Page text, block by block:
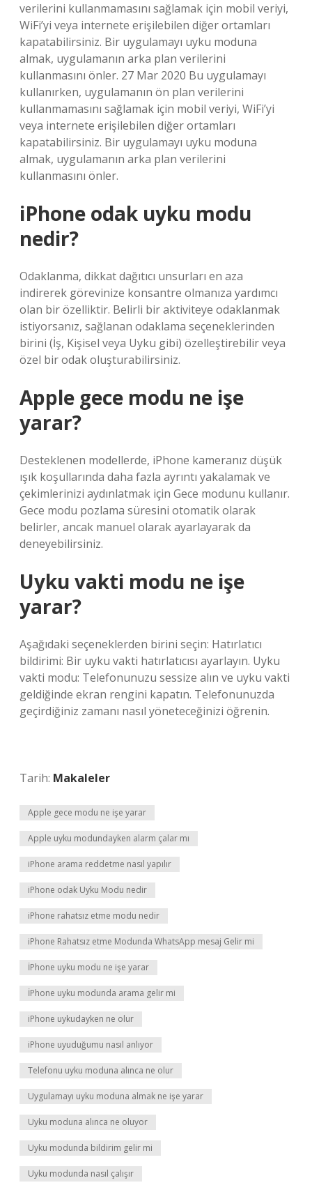
verilerini kullanmamasını sağlamak için mobil veriyi,
WiFi’yi veya internete erişilebilen diğer ortamları
kapatabilirsiniz. Bir uygulamayı uyku moduna
almak, uygulamanın arka plan verilerini
kullanmasını önler. 27 Mar 2020 Bu uygulamayı
kullanırken, uygulamanın ön plan verilerini
kullanmamasını sağlamak için mobil veriyi, WiFi’yi
veya internete erişilebilen diğer ortamları
kapatabilirsiniz. Bir uygulamayı uyku moduna
almak, uygulamanın arka plan verilerini
kullanmasını önler.
iPhone odak uyku modu
nedir?
Odaklanma, dikkat dağıtıcı unsurları en aza
indirerek görevinize konsantre olmanıza yardımcı
olan bir özelliktir. Belirli bir aktiviteye odaklanmak
istiyorsanız, sağlanan odaklama seçeneklerinden
birini (İş, Kişisel veya Uyku gibi) özelleştirebilir veya
özel bir odak oluşturabilirsiniz.
Apple gece modu ne işe
yarar?
Desteklenen modellerde, iPhone kameranız düşük
ışık koşullarında daha fazla ayrıntı yakalamak ve
çekimlerinizi aydınlatmak için Gece modunu kullanır.
Gece modu pozlama süresini otomatik olarak
belirler, ancak manuel olarak ayarlayarak da
deneyebilirsiniz.
Uyku vakti modu ne işe
yarar?
Aşağıdaki seçeneklerden birini seçin: Hatırlatıcı
bildirimi: Bir uyku vakti hatırlatıcısı ayarlayın. Uyku
vakti modu: Telefonunuzu sessize alın ve uyku vakti
geldiğinde ekran rengini kapatın. Telefonunuzda
geçirdiğiniz zamanı nasıl yöneteceğinizi öğrenin.
Tarih: Makaleler
Apple gece modu ne işe yarar
Apple uyku modundayken alarm çalar mı
iPhone arama reddetme nasıl yapılır
iPhone odak Uyku Modu nedir
iPhone rahatsız etme modu nedir
iPhone Rahatsız etme Modunda WhatsApp mesaj Gelir mi
İPhone uyku modu ne işe yarar
İPhone uyku modunda arama gelir mi
iPhone uykudayken ne olur
iPhone uyuduğumu nasıl anlıyor
Telefonu uyku moduna alınca ne olur
Uygulamayı uyku moduna almak ne işe yarar
Uyku moduna alınca ne oluyor
Uyku modunda bildirim gelir mi
Uyku modunda nasıl çalışır